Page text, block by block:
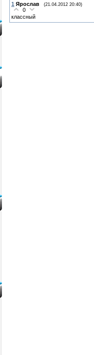
1 Ярослав (21.04.2012 20:40)
0
классный